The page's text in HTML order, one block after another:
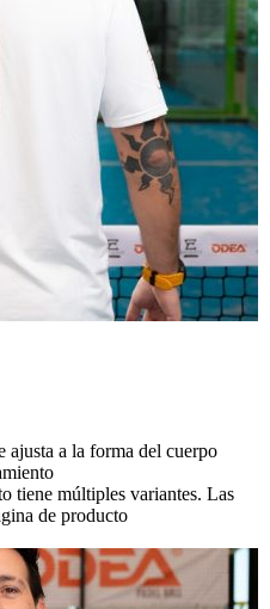
ajusta a la forma del cuerpo
tiene múltiples variantes. Las
de producto